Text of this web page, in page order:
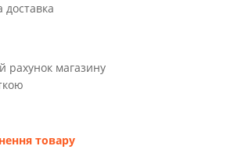
рахунок магазину
товару